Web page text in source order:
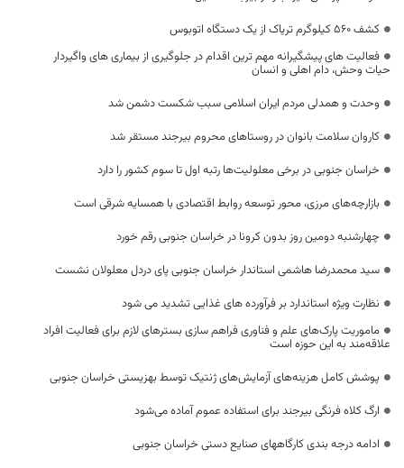
کشف ۵۶۰ کیلوگرم تریاک از یک دستگاه اتوبوس
فعالیت های پیشگیرانه مهم ترین اقدام در جلوگیری از بیماری های واگیردار
حیات وحش، دام اهلی و انسان
وحدت و همدلی مردم ایران اسلامی سبب شکست دشمن شد
کاروان سلامت بانوان در روستاهای محروم بیرجند مستقر شد
خراسان جنوبی در برخی معلولیت‌ها رتبه اول تا سوم کشور را دارد
بازارچه‌های مرزی، محور توسعه روابط اقتصادی با همسایه شرقی است
چهارشنبه دومین روز بدون کرونا در خراسان جنوبی رقم خورد
سید محمدرضا هاشمی استاندار خراسان جنوبی پای دردل معلولان نشست
نظارت ویژه استاندارد بر فرآورده های غذایی تشدید می شود
ماموریت پارک‌های علم و فناوری فراهم سازی بسترهای لازم برای فعالیت افراد
علاقه‌مند به این حوزه است
پوشش کامل هزینه‌های آزمایش‌های ژنتیک توسط بهزیستی خراسان جنوبی
ارگ کلاه فرنگی بیرجند برای استفاده عموم آماده می‌شود
ادامه درجه بندی کارگاههای صنایع دستی خراسان جنوبی